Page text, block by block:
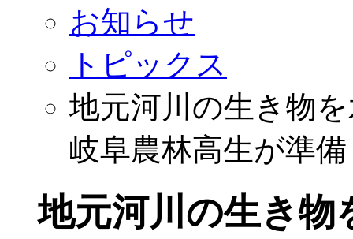
お知らせ
トピックス
地元河川の生き物
岐阜農林高生が準
地元河川の生き